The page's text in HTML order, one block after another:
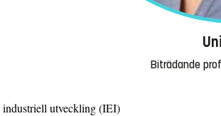
Biträdande
utveckling (IEI)